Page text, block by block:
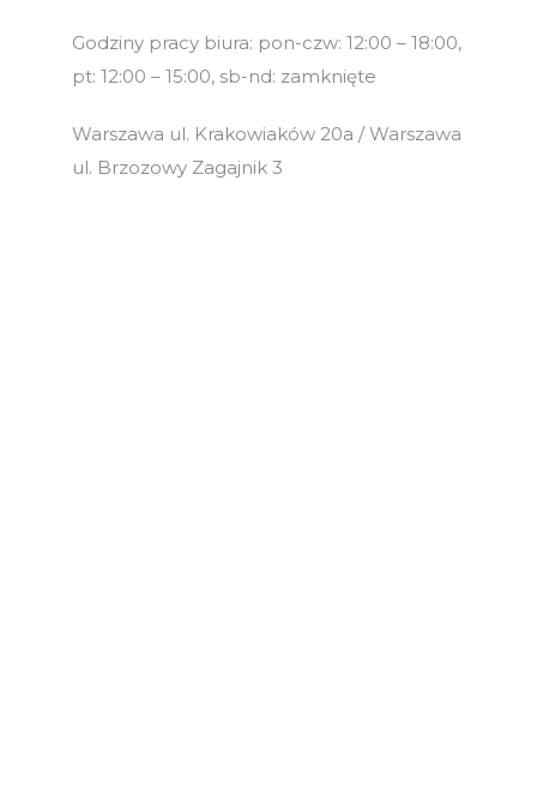
Godziny pracy biura: pon-czw: 12:00 – 18:00,
pt: 12:00 – 15:00, sb-nd: zamknięte
Warszawa ul. Krakowiaków 20a / Warszawa
ul. Brzozowy Zagajnik 3